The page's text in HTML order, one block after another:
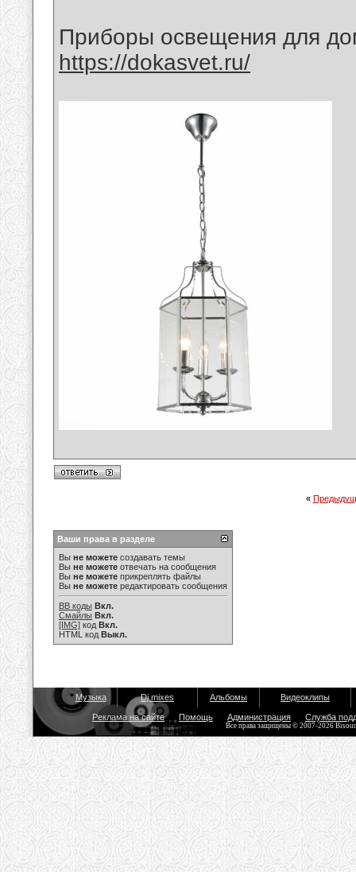
Приборы освещения для
https://dokasvet.ru/
«
Ваши права в разделе
Вы не можете создавать темы
Вы не можете отвечать на сообщения
Вы не можете прикреплять файлы
Вы не можете редактировать сообщения
BB коды Вкл.
Смайлы Вкл.
[IMG] код Вкл.
HTML код Выкл.
Музыка Dj mixes Альбомы Видеоклипы
Реклама на сайте Помощь Администрация Служба
Все права защищены © 2007-2026